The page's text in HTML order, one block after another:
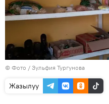
© Фото / Зульфия Тургунова
Жазылуу